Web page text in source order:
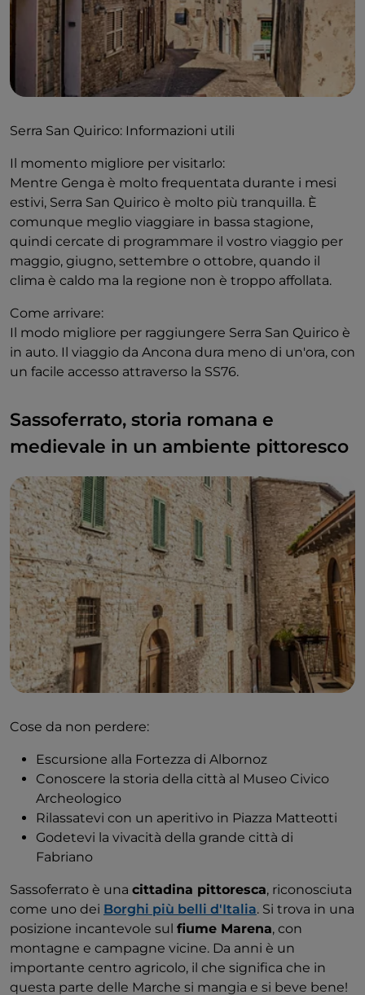
bordo delle mura. Lì, sarete ricompensati con una
vista sulle dolci colline che circondano la città.
Ci sono alcuniprodotti tipici che potreste voler
assaggiare durante la vostra visita a Serra San Quirico.
Il vino bianco più famoso delle Marche, ilVerdicchio
interessante pacchetto dolce e salato, ripieno di
parmigiano salato e limone piccante. Questa
sorprendente prelibatezza locale ha persino una sua
sagra, la terza domenica di maggio!
Serra San Quirico: Informazioni utili
Il momento migliore per visitarlo:
Mentre Genga è molto frequentata durante i mesi
estivi, Serra San Quirico è molto più tranquilla. È
comunque meglio viaggiare in bassa stagione,
quindi cercate di programmare il vostro viaggio per
maggio, giugno, settembre o ottobre, quando il
clima è caldo ma la regione non è troppo affollata.
Come arrivare:
Il modo migliore per raggiungere Serra San Quirico è
in auto. Il viaggio da Ancona dura meno di un'ora, con
un facile accesso attraverso la SS76.
Sassoferrato, storia romana e
medievale in un ambiente pittoresco
Cose da non perdere:
Escursione alla Fortezza di Albornoz
Conoscere la storia della città al Museo Civico
Archeologico
Rilassatevi con un aperitivo in Piazza Matteotti
Godetevi la vivacità della grande città di
Fabriano
Sassoferrato è una cittadina pittoresca, riconosciuta
come uno dei Borghi più belli d'Italia. Si trova in una
posizione incantevole sul fiume Marena, con
montagne e campagne vicine. Da anni è un
importante centro agricolo, il che significa che in
questa parte delle Marche si mangia e si beve bene!